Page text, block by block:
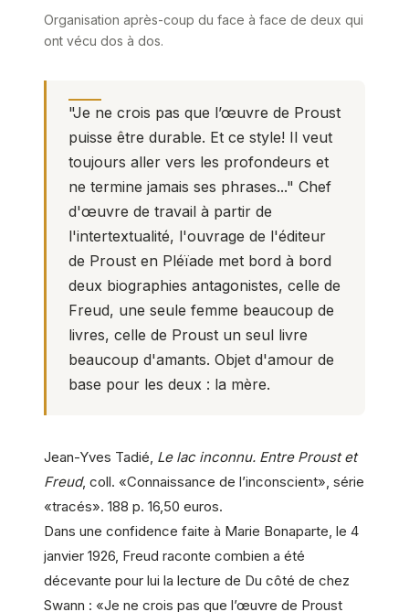
Organisation après-coup du face à face de deux qui
ont vécu dos à dos.
"Je ne crois pas que l’œuvre de Proust
puisse être durable. Et ce style! Il veut
toujours aller vers les profondeurs et
ne termine jamais ses phrases..." Chef
d'œuvre de travail à partir de
l'intertextualité, l'ouvrage de l'éditeur
de Proust en Pléïade met bord à bord
deux biographies antagonistes, celle de
Freud, une seule femme beaucoup de
livres, celle de Proust un seul livre
beaucoup d'amants. Objet d'amour de
base pour les deux : la mère.
Jean-Yves Tadié, Le lac inconnu. Entre Proust et
Freud, coll. «Connaissance de l’inconscient», série
«tracés». 188 p. 16,50 euros.
Dans une confidence faite à Marie Bonaparte, le 4
janvier 1926, Freud raconte combien a été
décevante pour lui la lecture de Du côté de chez
Swann : «Je ne crois pas que l’œuvre de Proust